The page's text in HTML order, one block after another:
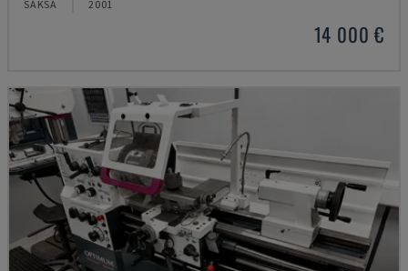
SAKSA 2001
14 000 €